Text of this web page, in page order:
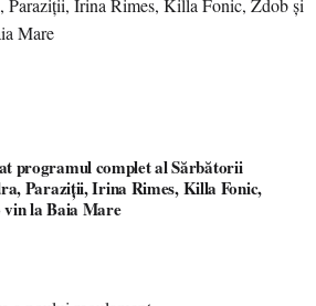
programul complet al Sărbătorii
Paraziții, Irina Rimes, Killa Fonic,
vin la Baia Mare